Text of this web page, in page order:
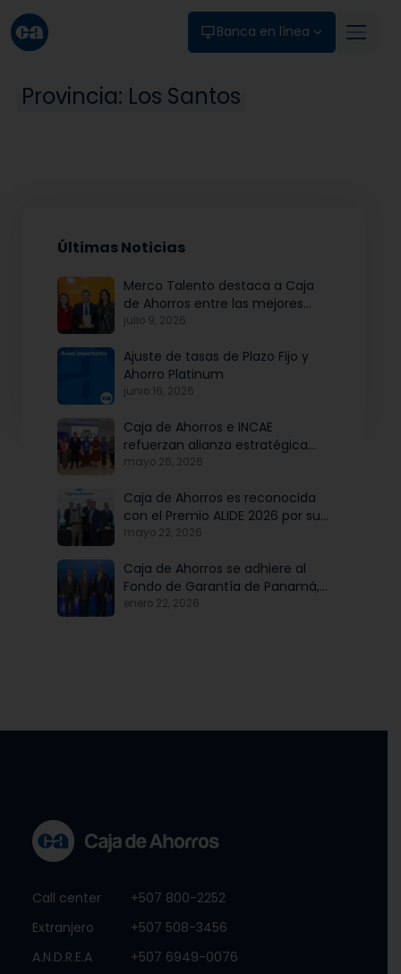
Banca en línea
Provincia: Los Santos
Últimas Noticias
Merco Talento destaca a Caja
de Ahorros entre las mejores
empresas para atraer y fidelizar
julio 9, 2026
Ajuste de tasas de Plazo Fijo y
Ahorro Platinum
junio 16, 2026
Caja de Ahorros e INCAE
refuerzan alianza estratégica
para potenciar el talento y la
mayo 26, 2026
Caja de Ahorros es reconocida
con el Premio ALIDE 2026 por su
Programa de Educación
mayo 22, 2026
Caja de Ahorros se adhiere al
Fondo de Garantía de Panamá,
iniciativa articulada por Banco
enero 22, 2026
Call center
+507 800-2252
Extranjero
+507 508-3456
A.N.D.R.E.A
+507 6949-0076